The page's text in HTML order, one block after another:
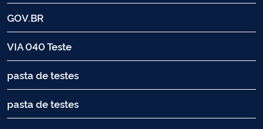
GOV.BR
VIA 040 Teste
pasta de testes
pasta de testes